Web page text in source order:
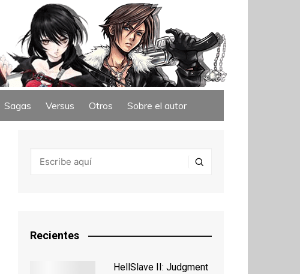
Sagas Versus Otros Sobre el autor
Recientes
HellSlave II: Judgment